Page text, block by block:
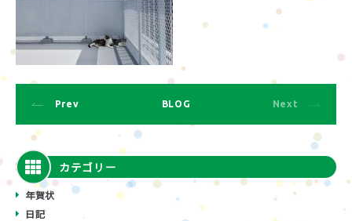
Prev BLOG Next
カテゴリー
年賀状
日記